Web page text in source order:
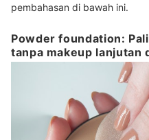
pembahasan di bawah ini.
Powder foundation:
tanpa makeup lanjutan